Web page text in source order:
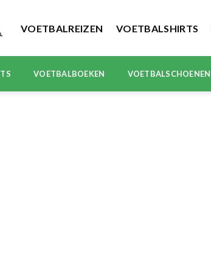
VOETBALREIZEN VOETBALSHIRTS
VOETBALBOEKEN VOETBALSCHOENEN